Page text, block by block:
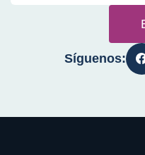
Síguenos: